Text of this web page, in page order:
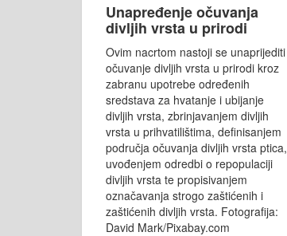
Unapređenje očuvanja
divljih vrsta u prirodi
Ovim nacrtom nastoji se unaprijediti
očuvanje divljih vrsta u prirodi kroz
zabranu upotrebe određenih
sredstava za hvatanje i ubijanje
divljih vrsta, zbrinjavanjem divljih
vrsta u prihvatilištima, definisanjem
područja očuvanja divljih vrsta ptica,
uvođenjem odredbi o repopulaciji
divljih vrsta te propisivanjem
označavanja strogo zaštićenih i
zaštićenih divljih vrsta. Fotografija:
David Mark/Pixabay.com